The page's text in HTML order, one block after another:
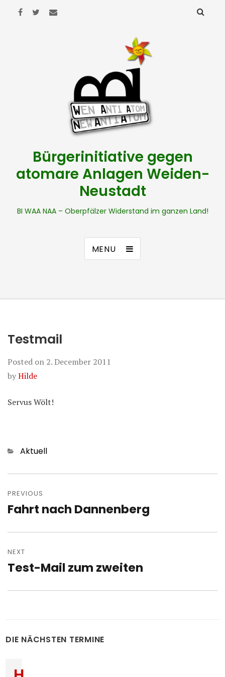
Bürgerinitiative gegen
atomare Anlagen Weiden-
Neustadt
BI WAA NAA – Oberpfälzer Widerstand im ganzen Land!
MENU
Testmail
Posted on 2. December 2011
byHilde
Servus Wölt!
Categories
Aktuell
navigation
PREVIOUS
Previous
Fahrt nach Dannenberg
NEXT
Next
Test-Mail zum zweiten
DIE NÄCHSTEN TERMINE